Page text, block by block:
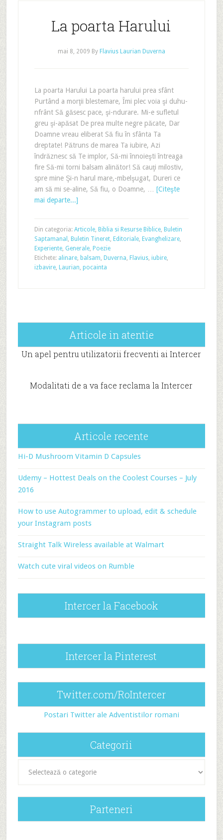
La poarta Harului
mai 8, 2009 By Flavius Laurian Duverna
La poarta Harului La poarta harului prea sfânt
Purtând a morţii blestemare, Îmi plec voia şi duhu-
nfrânt Să găsesc pace, şi-ndurare. Mi-e sufletul
greu şi-apăsat De prea multe negre păcate, Dar
Doamne vreau eliberat Să fiu în sfânta Ta
dreptate! Pătruns de marea Ta iubire, Azi
îndrăznesc să Te implor, Să-mi înnoieşti întreaga
fire Să-mi torni balsam alinător! Să cauţi milostiv,
spre mine Şi-n harul mare,-mbelşugat, Dureri ce
am să mi se-aline, Să fiu, o Doamne, … [Citeşte
mai departe...]
Din categoria: Articole, Biblia si Resurse Biblice, Buletin
Saptamanal , Buletin Tineret, Editoriale, Evanghelizare,
Experiente, Generale, Poezie
Etichete: alinare, balsam, Duverna, Flavius, iubire,
izbavire, Laurian, pocainta
Articole in atentie
Un apel pentru utilizatorii frecventi ai Intercer
Modalitati de a va face reclama la Intercer
Articole recente
Hi-D Mushroom Vitamin D Capsules
Udemy – Hottest Deals on the Coolest Courses – July
2016
How to use Autogrammer to upload, edit & schedule
your Instagram posts
Straight Talk Wireless available at Walmart
Watch cute viral videos on Rumble
Intercer la Facebook
Intercer la Pinterest
Twitter.com/RoIntercer
Postari Twitter ale Adventistilor romani
Categorii
Parteneri